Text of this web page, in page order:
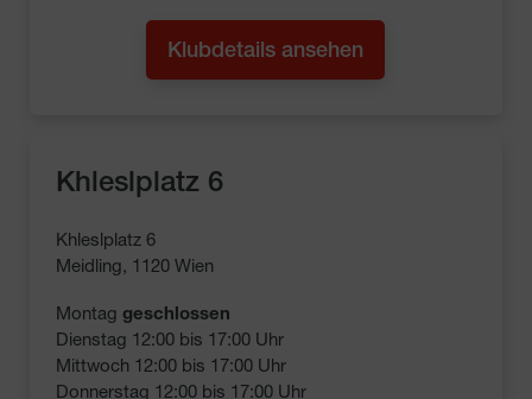
Klubdetails ansehen
Khleslplatz 6
Khleslplatz 6
Meidling, 1120 Wien
Montag geschlossen
Dienstag 12:00 bis 17:00 Uhr
Mittwoch 12:00 bis 17:00 Uhr
Donnerstag 12:00 bis 17:00 Uhr